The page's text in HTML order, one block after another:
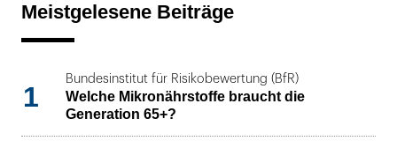
Meistgelesene Beiträge
1
Bundesinstitut für Risikobewertung (BfR)
Welche Mikronährstoffe braucht die
Generation 65+?